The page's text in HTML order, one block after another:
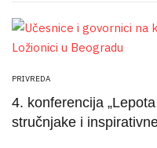
PRIVREDA
4. konferencija
stručnjake i